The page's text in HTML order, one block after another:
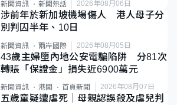
新聞資訊 新聞熱話 2026年08月06日
涉前年於新加坡機場傷人 港人母子分
別判囚半年、10日
新聞資訊 兩岸國際 2026年08月05日
43歲主婦墮內地公安電騙陷阱 分81次
轉賬「保證金」損失近6900萬元
新聞資訊 港聞 首頁新聞 2026年08月07日
五歲童疑遭虐死｜母親認誤殺及虐兒判